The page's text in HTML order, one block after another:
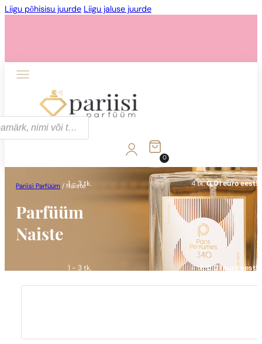
Liigu põhisisu juurde Liigu jaluse juurde
1 - 3 tk.
1 - 3 tk. 4 tk.0,01 euro eest!
1 - 3 tk. 4 tk.0,01 euro eest!
0
Pariisi Parfüüm / Naiste
Parfüüm
Naiste